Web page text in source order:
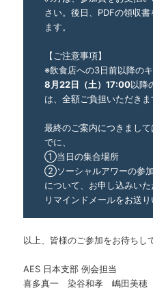
さい。後日、PDFの領収
ます。
【ご注意事項】
※飲食店への3日前以降の
8月22日（土）17:00以降
は、全額ご負担いただきま
最終のご案内につきまし
でに、
①当日の集合場所
②ソーシャルアワーの参
について、お申し込みい
リマインドメールをお送り
以上、皆様のご参加をお待ちし
AES 日本支部 例会担当
喜多真一 染谷和孝 嶋田美